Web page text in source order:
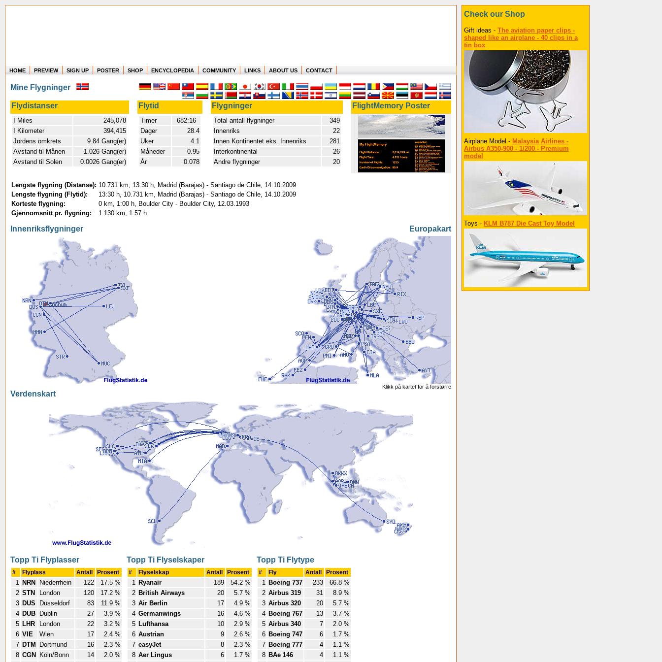
Where in the world have you flown?
How long have you been in the air?
Create your own FlightMemory and see!
HOME PREVIEW SIGN UP POSTER SHOP ENCYCLOPEDIA COMMUNITY LINKS ABOUT US CONTACT
Mine Flygninger
Flydistanser Flytid Flygninger FlightMemory Poster
I Miles
245,078
I Kilometer
394,415
Jordens omkrets
9.84 Gang(er)
Avstand til Månen
1.026 Gang(er)
Avstand til Solen
0.0026 Gang(er)
Timer
682:16
Dager
28.4
Uker
4.1
Måneder
0.95
År
0.078
Total antall flygninger
349
Innenriks
22
Innen Kontinentet eks. Innenriks
281
Interkontinental
26
Andre flygninger
20
Lengste flygning (Distanse): 10.731 km, 13:30 h, Madrid (Barajas) - Santiago de Chile, 14.10.2009
Lengste flygning (Flytid):
13:30 h, 10.731 km, Madrid (Barajas) - Santiago de Chile, 14.10.2009
Korteste flygning:
0 km, 1:00 h, Boulder City - Boulder City, 12.03.1993
Gjennomsnitt pr. flygning:
1.130 km, 1:57 h
Innenriksflygninger Europakart
Klikk på kartet for å forstørre
Verdenskart
Topp Ti Flyplasser
# Flyplass Antall Prosent
1 NRN Niederrhein 122
17.5 %
2 STN London 120
17.2 %
3 DUS Düsseldorf 83
11.9 %
4 DUB Dublin 27
3.9 %
5 LHR London 22
3.2 %
6 VIE Wien 17
2.4 %
7 DTM Dortmund 16
2.3 %
8 CGN Köln/Bonn 14
2.0 %
Topp Ti Flyselskaper
# Flyselskap Antall Prosent
1 Ryanair 189
54.2 %
2 British Airways 20
5.7 %
3 Air Berlin 17
4.9 %
4 Germanwings 16
4.6 %
5 Lufthansa 10
2.9 %
6 Austrian 9
2.6 %
7 easyJet 8
2.3 %
8 Aer Lingus 6
1.7 %
Topp Ti Flytype
# Fly Antall Prosent
1 Boeing 737 233
66.8 %
2 Airbus 319 31
8.9 %
3 Airbus 320 20
5.7 %
4 Boeing 767 13
3.7 %
5 Airbus 340 7
2.0 %
6 Boeing 747 6
1.7 %
7 Boeing 777 4
1.1 %
8 BAe 146 4
1.1 %
Check our Shop
Gift ideas - The aviation paper clips -
shaped like an airplane - 40 clips in a
tin box
Airplane Model - Malaysia Airlines -
Airbus A350-900 - 1/200 - Premium
model
Toys - KLM B787 Die Cast Toy Model